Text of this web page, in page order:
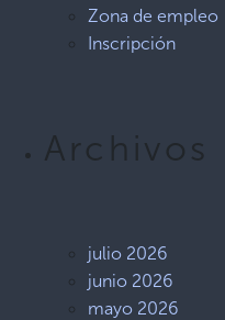
Zona de empleo
Inscripción
Archivos
julio 2026
junio 2026
mayo 2026